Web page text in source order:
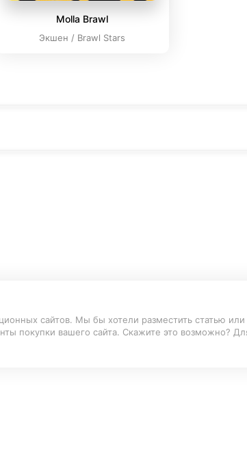
Molla Brawl
Экшен / Brawl Stars
сайтов. Мы бы хотели разместить статью
покупки вашего сайта. Скажите это возможно?